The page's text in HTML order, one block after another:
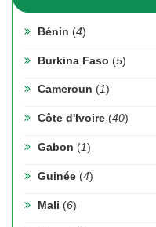
Bénin (4)
Burkina Faso (5)
Cameroun (1)
Côte d'Ivoire (40)
Gabon (1)
Guinée (4)
Mali (6)